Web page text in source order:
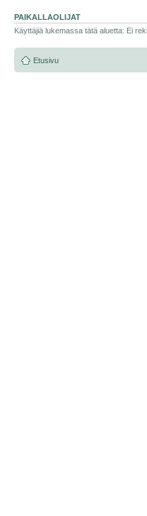
PAIKALLAOLIJAT
Käyttäjiä lukemassa tätä aluetta: Ei
Etusivu